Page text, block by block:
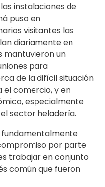
instalaciones de
puso en
visitantes las
diariamente en
mantuvieron un
para
de la difícil situación
el comercio, y en
especialmente
sector heladería.
fundamentalmente
por parte
trabajar en conjunto
común que fueron